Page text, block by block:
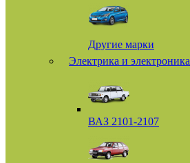
Другие марки
Электрика и электроника
ВАЗ 2101-2107